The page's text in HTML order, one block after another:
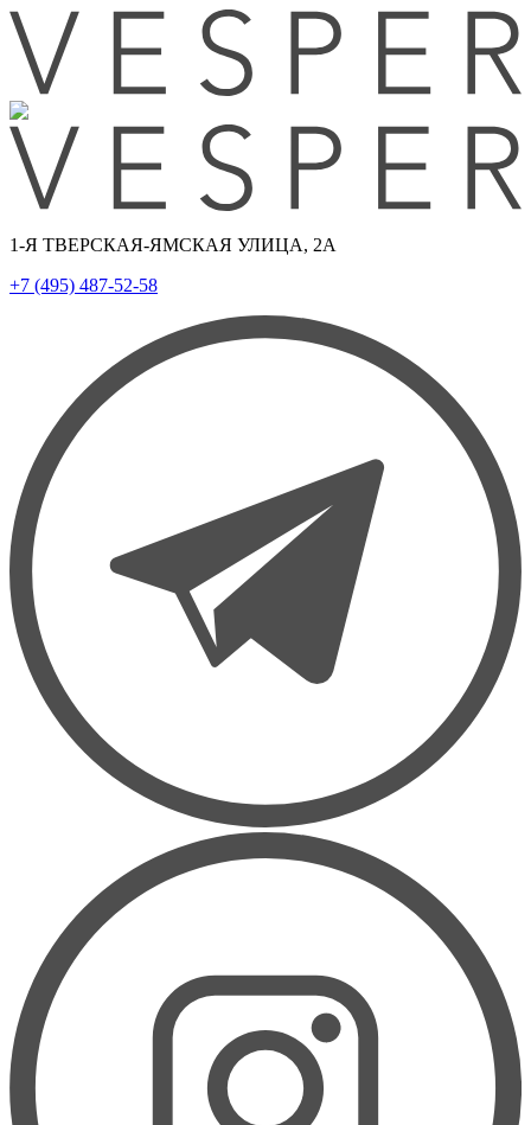
1-Я ТВЕРСКАЯ-ЯМСКАЯ УЛИЦА, 2А
+7 (495) 487-52-58